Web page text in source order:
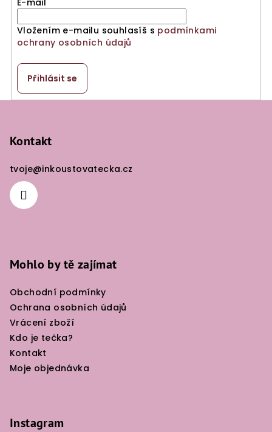
Vložením e-mailu souhlasíš s podmínkami
ochrany osobních údajů
Přihlásit se
Kontakt
tvoje@inkoustovatecka.cz
Mohlo by tě zajímat
Obchodní podmínky
Ochrana osobních údajů
Vrácení zboží
Kdo je tečka?
Kontakt
Moje objednávka
Instagram